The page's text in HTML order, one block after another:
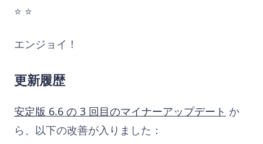
⭐️ ⭐️
エンジョイ！
更新履歴
安定版 6.6 の 3 回目のマイナーアップデート か
ら、以下の改善が入りました：